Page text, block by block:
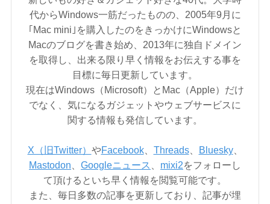
代からWindows一筋だったものの、2005年9月に
｢Mac mini｣を購入したのをきっかけにWindowsと
Macのブログを書き始め、2013年に独自ドメイン
を取得し、出来る限り早く情報をお伝えする事を
目標に毎日更新しています。
現在はWindows（Microsoft）とMac（Apple）だけ
でなく、気になるガジェットやウェブサービスに
関する情報も発信しています。
X（旧Twitter） やFacebook、 Threads、 Bluesky、
Mastodon
Googleニュース mixi2をフォローし
て頂けるといち早く情報を閲覧可能です。
また、毎日多数の記事を更新しており、記事が埋